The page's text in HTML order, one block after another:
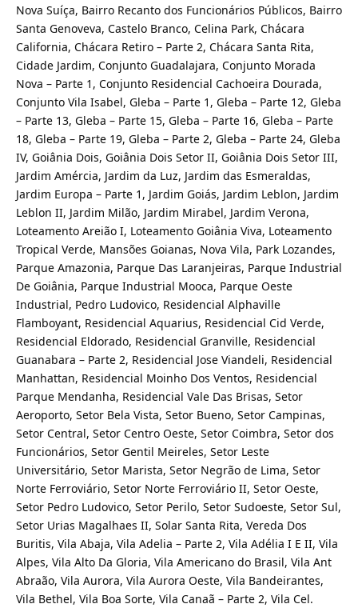
Nova Suíça, Bairro Recanto dos Funcionários Públicos, Bairro
Santa Genoveva, Castelo Branco, Celina Park, Chácara
California, Chácara Retiro – Parte 2, Chácara Santa Rita,
Cidade Jardim, Conjunto Guadalajara, Conjunto Morada
Nova – Parte 1, Conjunto Residencial Cachoeira Dourada,
Conjunto Vila Isabel, Gleba – Parte 1, Gleba – Parte 12, Gleba
– Parte 13, Gleba – Parte 15, Gleba – Parte 16, Gleba – Parte
18, Gleba – Parte 19, Gleba – Parte 2, Gleba – Parte 24, Gleba
IV, Goiânia Dois, Goiânia Dois Setor II, Goiânia Dois Setor III,
Jardim Amércia, Jardim da Luz, Jardim das Esmeraldas,
Jardim Europa – Parte 1, Jardim Goiás, Jardim Leblon, Jardim
Leblon II, Jardim Milão, Jardim Mirabel, Jardim Verona,
Loteamento Areião I, Loteamento Goiânia Viva, Loteamento
Tropical Verde, Mansões Goianas, Nova Vila, Park Lozandes,
Parque Amazonia, Parque Das Laranjeiras, Parque Industrial
De Goiânia, Parque Industrial Mooca, Parque Oeste
Industrial, Pedro Ludovico, Residencial Alphaville
Flamboyant, Residencial Aquarius, Residencial Cid Verde,
Residencial Eldorado, Residencial Granville, Residencial
Guanabara – Parte 2, Residencial Jose Viandeli, Residencial
Manhattan, Residencial Moinho Dos Ventos, Residencial
Parque Mendanha, Residencial Vale Das Brisas, Setor
Aeroporto, Setor Bela Vista, Setor Bueno, Setor Campinas,
Setor Central, Setor Centro Oeste, Setor Coimbra, Setor dos
Funcionários, Setor Gentil Meireles, Setor Leste
Universitário, Setor Marista, Setor Negrão de Lima, Setor
Norte Ferroviário, Setor Norte Ferroviário II, Setor Oeste,
Setor Pedro Ludovico, Setor Perilo, Setor Sudoeste, Setor Sul,
Setor Urias Magalhaes II, Solar Santa Rita, Vereda Dos
Buritis, Vila Abaja, Vila Adelia – Parte 2, Vila Adélia I E II, Vila
Alpes, Vila Alto Da Gloria, Vila Americano do Brasil, Vila Ant
Abraão, Vila Aurora, Vila Aurora Oeste, Vila Bandeirantes,
Vila Bethel, Vila Boa Sorte, Vila Canaã – Parte 2, Vila Cel.